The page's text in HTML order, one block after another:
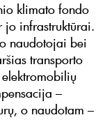
klimato fondo
jo infrastruktūrai.
naudotojai bei
transporto
–
o naudotam –